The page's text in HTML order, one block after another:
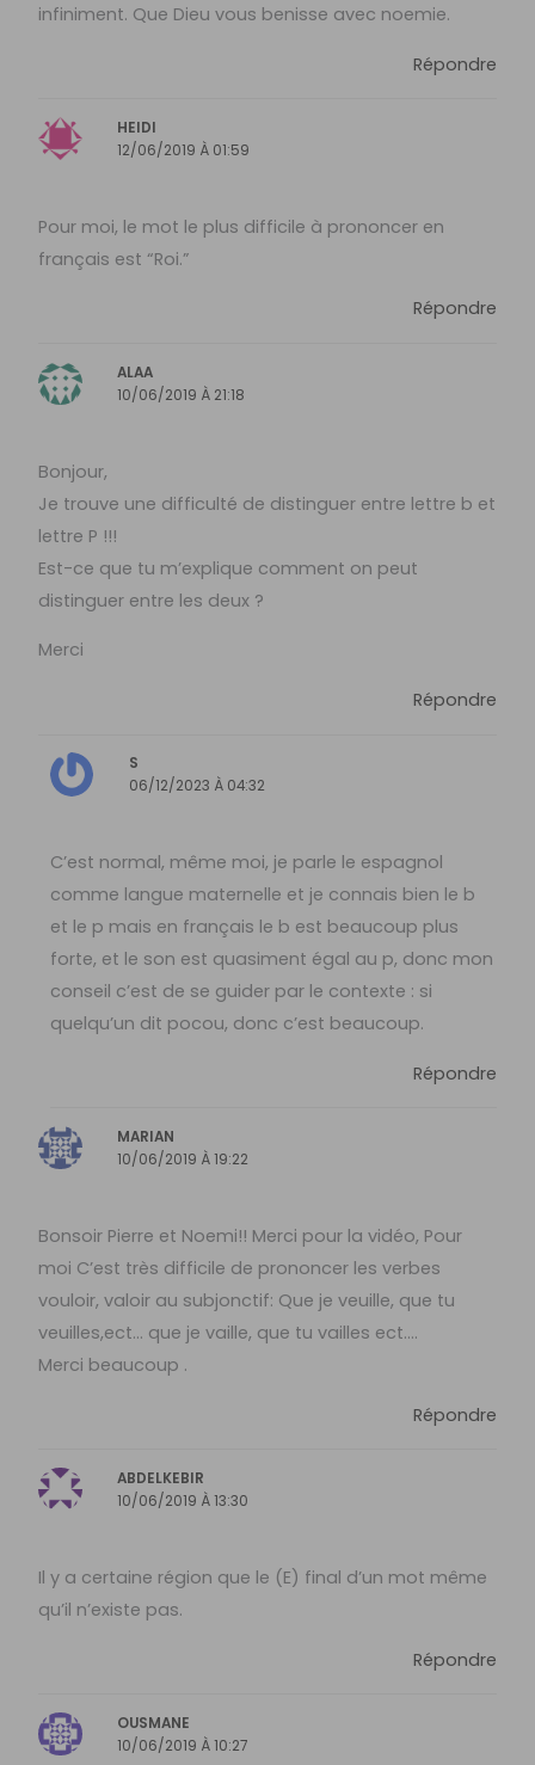
infiniment. Que Dieu vous benisse avec noemie.
Répondre
HEIDI
12/06/2019 À 01:59
Pour moi, le mot le plus difficile à prononcer en
français est “Roi.”
Répondre
ALAA
10/06/2019 À 21:18
Bonjour,
Je trouve une difficulté de distinguer entre lettre b et
lettre P !!!
Est-ce que tu m’explique comment on peut
distinguer entre les deux ?
Merci
Répondre
S
06/12/2023 À 04:32
C’est normal, même moi, je parle le espagnol
comme langue maternelle et je connais bien le b
et le p mais en français le b est beaucoup plus
forte, et le son est quasiment égal au p, donc mon
conseil c’est de se guider par le contexte : si
quelqu’un dit pocou, donc c’est beaucoup.
Répondre
MARIAN
10/06/2019 À 19:22
Bonsoir Pierre et Noemi!! Merci pour la vidéo, Pour
moi C’est très difficile de prononcer les verbes
vouloir, valoir au subjonctif: Que je veuille, que tu
veuilles,ect… que je vaille, que tu vailles ect….
Merci beaucoup .
Répondre
ABDELKEBIR
10/06/2019 À 13:30
Il y a certaine région que le (E) final d’un mot même
qu’il n’existe pas.
Répondre
OUSMANE
10/06/2019 À 10:27